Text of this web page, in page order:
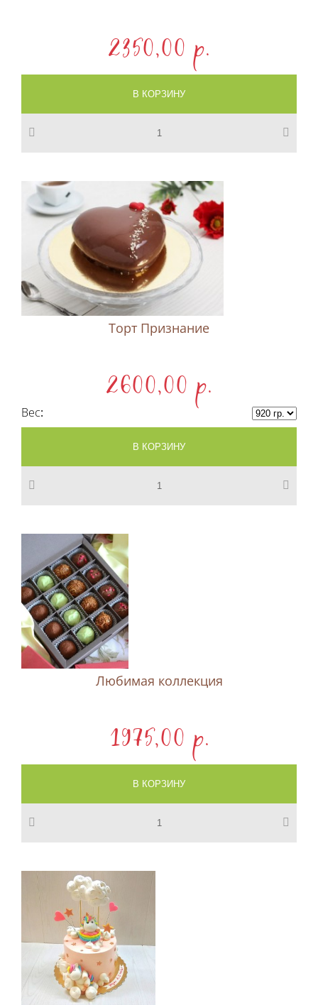
2350,00 p.
Торт Признание
2600,00 p.
Вес
Любимая коллекция
1975,00 p.